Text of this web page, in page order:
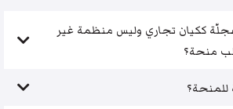
ككيان تجاري وليس منظمة غير
منحة؟
للمنحة؟